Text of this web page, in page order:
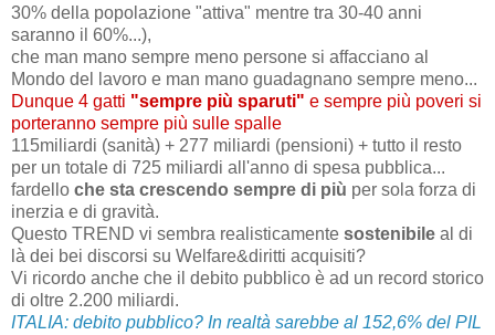
30% della popolazione "attiva" mentre tra 30-40 anni
saranno il 60%...),
che man mano sempre meno persone si affacciano al
Mondo del lavoro e man mano guadagnano sempre meno...
Dunque 4 gatti "sempre più sparuti" e sempre più poveri si
porteranno sempre più sulle spalle
115miliardi (sanità) + 277 miliardi (pensioni) + tutto il resto
per un totale di 725 miliardi all'anno di spesa pubblica...
fardello che sta crescendo sempre di più per sola forza di
inerzia e di gravità.
Questo TREND vi sembra realisticamente sostenibile al di
là dei bei discorsi su Welfare&diritti acquisiti?
Vi ricordo anche che il debito pubblico è ad un record storico
di oltre 2.200 miliardi.
ITALIA: debito pubblico? In realtà sarebbe al 152,6% del PIL